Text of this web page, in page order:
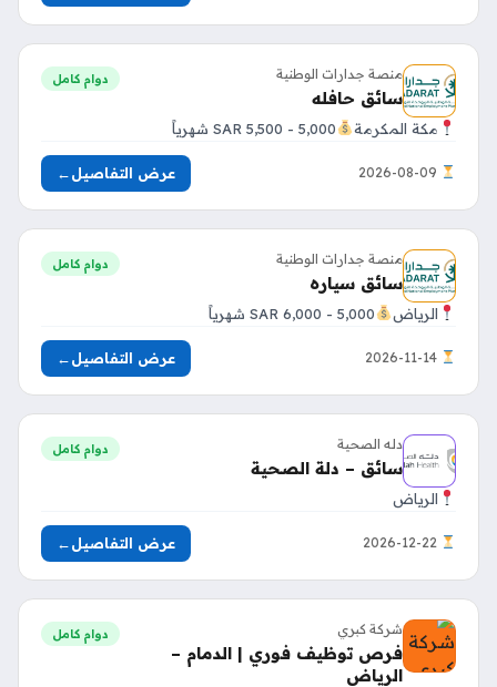
منصة جدارات الوطنية
سائق حافله
دوام كامل
مكة المكرمة 5,000 - 5,500 SAR شهرياً
عرض التفاصيل←
منصة جدارات الوطنية
سائق سياره
دوام كامل
الرياض 5,000 - 6,000 SAR شهرياً
عرض التفاصيل←
دله الصحية
سائق – دلة الصحية
دوام كامل
الرياض
عرض التفاصيل←
شركة كبري
فرص توظيف فوري | الدمام –
الرياض
دوام كامل